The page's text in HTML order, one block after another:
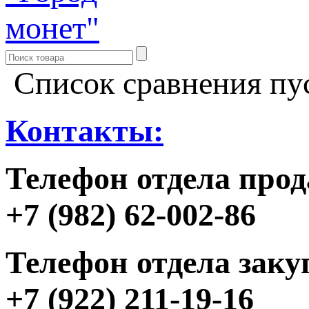
Список сравнения
Контакты:
Телефон отдела
+7 (982) 62-002-86
Телефон отдела
+7 (922) 211-19-16